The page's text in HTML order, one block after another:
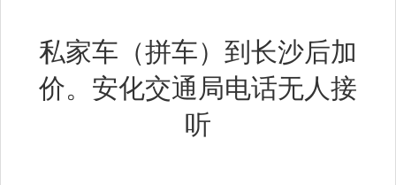
私家车（拼车）到长沙后加
价。安化交通局电话无人接
听